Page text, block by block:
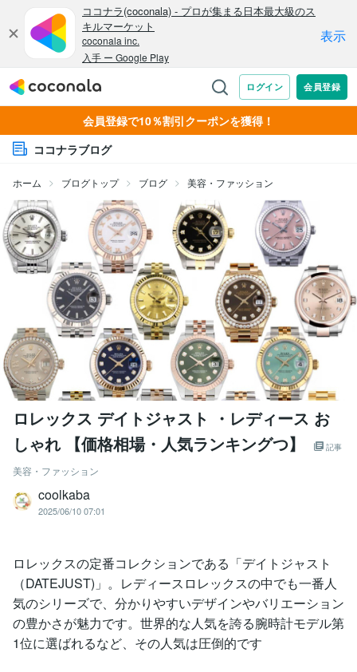
会員登録で10％割引クーポンを獲得！
ココナラブログ
ホーム ブログトップ ブログ 美容・ファッション
ロレックス デイトジャスト ・レディース お
しゃれ 【価格相場・人気ランキングつ】
記事
美容・ファッション
coolkaba
2025/06/10 07:01
ロレックスの定番コレクションである「デイトジャスト
（DATEJUST)」。レディースロレックスの中でも一番人
気のシリーズで、分かりやすいデザインやバリエーション
の豊かさが魅力です。世界的な人気を誇る腕時計モデル第
1位に選ばれるなど、その人気は圧倒的です